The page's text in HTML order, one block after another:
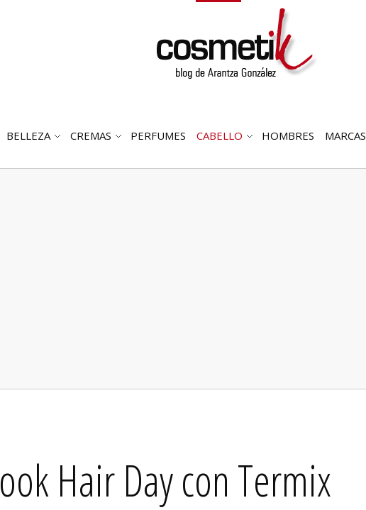
ABRIR
ABRIR
BELLEZA
ABRIR
CREMAS PERFUMES
ABRIR
CABELLO HOMBRES MARCAS
Hair Day con Termix